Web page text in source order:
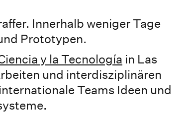
Innerhalb weniger Tage
Prototypen.
y la Tecnología in Las
und interdisziplinären
Teams Ideen und